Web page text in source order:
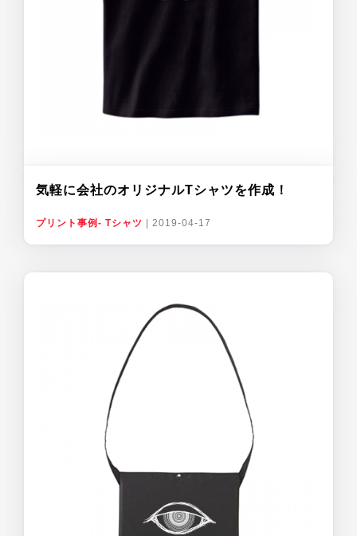
気軽に会社のオリジナルTシャツを作成！
プリント事例- Tシャツ 2019-04-17